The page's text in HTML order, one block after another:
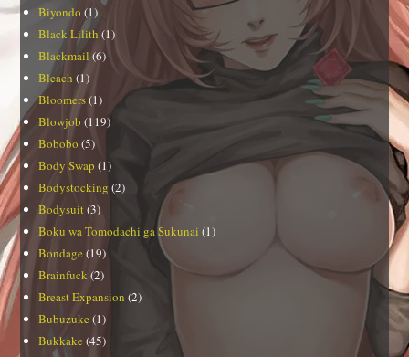
Biyondo (1)
Black Lilith (1)
Blackmail(6)
Bleach (1)
Bloomers(1)
Blowjob (119)
Bobobo (5)
Body Swap (1)
Bodystocking (2)
Bodysuit(3)
Boku wa Tomodachi ga Sukunai (1)
Bondage (19)
Brainfuck(2)
Breast Expansion (2)
Bubuzuke (1)
Bukkake (45)